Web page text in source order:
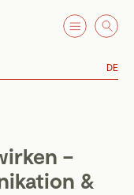
DE
–
&